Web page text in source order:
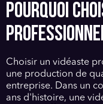
POURQUOI
Choisir un vidéaste
une production de
entreprise. Dans un
ans d'histoire, une